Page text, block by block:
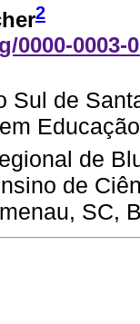
2
0003-
Sul de
de
de
SC,